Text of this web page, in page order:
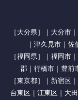
［大分県］｜大分市
｜津久見市｜
［福岡県］｜福岡市
郡｜行橋市｜豊前
［東京都］｜新宿区
台東区｜江東区｜大